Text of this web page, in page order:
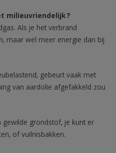
milieuvriendelijk?
Als je het verbrand
maar wel meer energie dan bij
gebeurt vaak met
van aardolie afgefakkeld zou
grondstof, je kunt er
of vuilnisbakken.